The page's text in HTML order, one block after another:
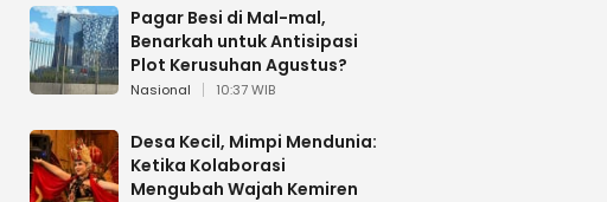
Pagar Besi di Mal-mal,
Benarkah untuk Antisipasi
Plot Kerusuhan Agustus?
Nasional 10:37 WIB
Desa Kecil, Mimpi Mendunia:
Ketika Kolaborasi
Mengubah Wajah Kemiren